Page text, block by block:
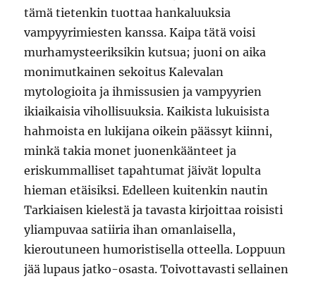
tämä tietenkin tuottaa hankaluuksia
vampyyrimiesten kanssa. Kaipa tätä voisi
murhamysteeriksikin kutsua; juoni on aika
monimutkainen sekoitus Kalevalan
mytologioita ja ihmissusien ja vampyyrien
ikiaikaisia vihollisuuksia. Kaikista lukuisista
hahmoista en lukijana oikein päässyt kiinni,
minkä takia monet juonenkäänteet ja
eriskummalliset tapahtumat jäivät lopulta
hieman etäisiksi. Edelleen kuitenkin nautin
Tarkiaisen kielestä ja tavasta kirjoittaa roisisti
yliampuvaa satiiria ihan omanlaisella,
kieroutuneen humoristisella otteella. Loppuun
jää lupaus jatko-osasta. Toivottavasti sellainen